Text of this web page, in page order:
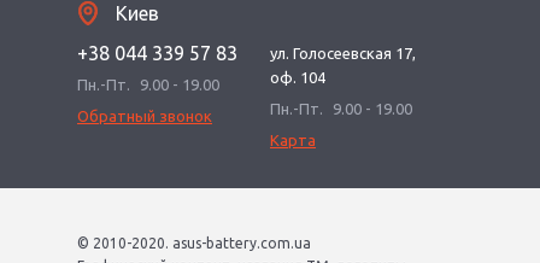
Киев
+38 044 339 57 83
Пн.-Пт.
9.00 - 19.00
Обратный звонок
ул. Голосеевская 17,
оф. 104
Пн.-Пт.
9.00 - 19.00
Карта
© 2010-2020. asus-battery.com.ua